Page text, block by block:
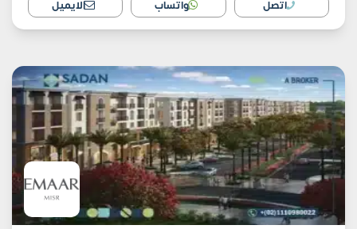
اتصل واتساب الايميل